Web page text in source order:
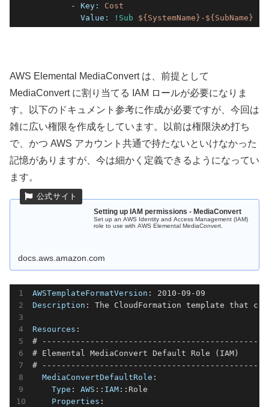
        - Key:
Cost
          Value:
!Sub ${SystemName}-${SubName}
AWS Elemental MediaConvert は、前提として
MediaConvert に割り当てる IAM ロールが必要になりま
す。以下のドキュメント参考に作成が必要ですが、今回は
雑に広い権限を作成をしています。以前は権限決め打ち
で、かつ AWS アカウント共通で持たないといけなかった
記憶がありますが、今は細かく定義できるようになってい
ます。
Setting up IAM permissions - MediaConvert
Set up an AWS Identity and Access Management (IAM)
role to use with AWS Elemental MediaConvert.
docs.aws.amazon.com
AWSTemplateFormatVersion
Description : The CloudFormation template that
Resources :
#
# Elemental MediaConvert Default Role (IAM)
#
MediaConvertDefaultRole :
Type : AWS :: IAM ::Role
Properties :